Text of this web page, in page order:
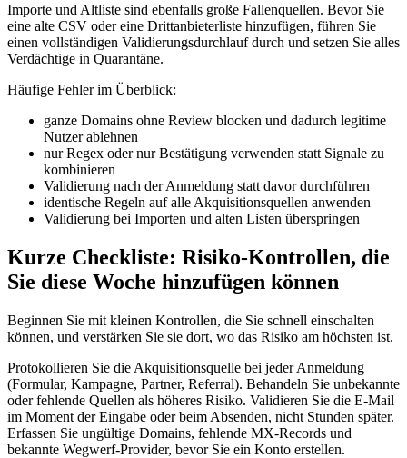
Importe und Altliste sind ebenfalls große Fallenquellen. Bevor Sie
eine alte CSV oder eine Drittanbieterliste hinzufügen, führen Sie
einen vollständigen Validierungsdurchlauf durch und setzen Sie alles
Verdächtige in Quarantäne.
Häufige Fehler im Überblick:
ganze Domains ohne Review blocken und dadurch legitime
Nutzer ablehnen
nur Regex oder nur Bestätigung verwenden statt Signale zu
kombinieren
Validierung nach der Anmeldung statt davor durchführen
identische Regeln auf alle Akquisitionsquellen anwenden
Validierung bei Importen und alten Listen überspringen
Kurze Checkliste: Risiko‑Kontrollen, die
Sie diese Woche hinzufügen können
Beginnen Sie mit kleinen Kontrollen, die Sie schnell einschalten
können, und verstärken Sie sie dort, wo das Risiko am höchsten ist.
Protokollieren Sie die Akquisitionsquelle bei jeder Anmeldung
(Formular, Kampagne, Partner, Referral). Behandeln Sie unbekannte
oder fehlende Quellen als höheres Risiko. Validieren Sie die E‑Mail
im Moment der Eingabe oder beim Absenden, nicht Stunden später.
Erfassen Sie ungültige Domains, fehlende MX‑Records und
bekannte Wegwerf‑Provider, bevor Sie ein Konto erstellen.